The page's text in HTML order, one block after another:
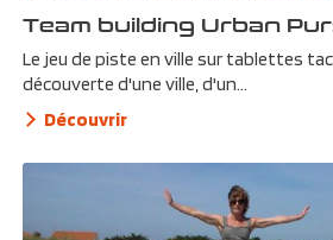
Team building Urban
Le jeu de piste en ville sur tablettes
découverte d'une ville, d'un...
Découvrir